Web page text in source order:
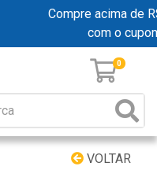
Compre acima de
com o
0
VOLTAR